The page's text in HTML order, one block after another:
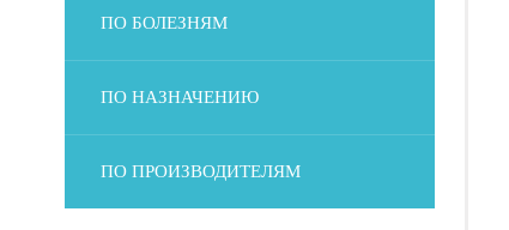
ПО БОЛЕЗНЯМ
ПО НАЗНАЧЕНИЮ
ПО ПРОИЗВОДИТЕЛЯМ